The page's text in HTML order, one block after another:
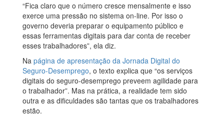
“Fica claro que o número cresce mensalmente e isso
exerce uma pressão no sistema on-line. Por isso o
governo deveria preparar o equipamento público e
essas ferramentas digitais para dar conta de receber
esses trabalhadores”, ela diz.
Na página de apresentação da Jornada Digital do
Seguro-Desemprego, o texto explica que “os serviços
digitais do seguro-desemprego preveem agilidade para
o trabalhador”. Mas na prática, a realidade tem sido
outra e as dificuldades são tantas que os trabalhadores
estão.